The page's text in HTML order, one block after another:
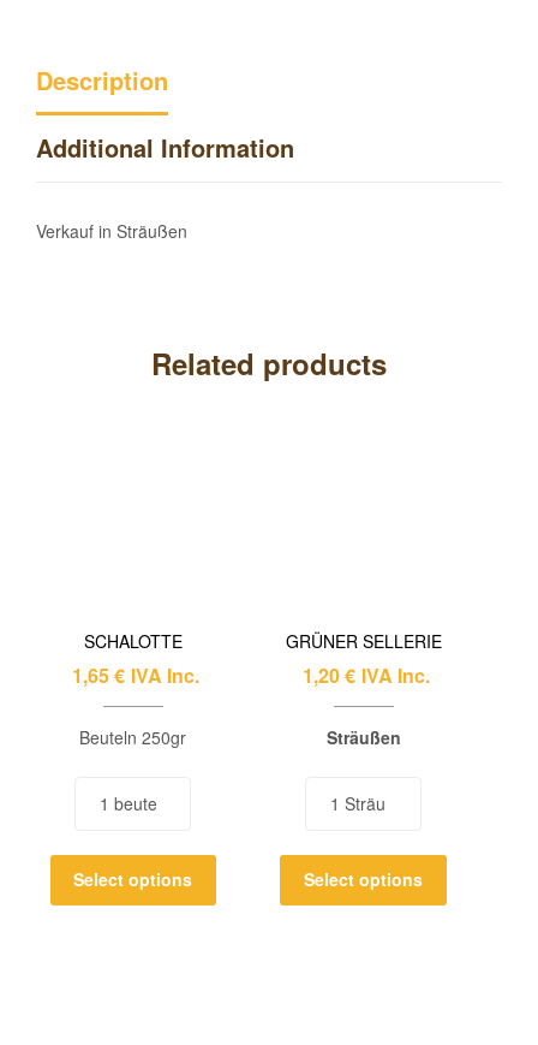
Description
Additional Information
Verkauf in Sträußen
Related products
SCHALOTTE
1,65€ IVA Inc.
Beuteln 250gr
Select options
GRÜNER SELLERIE
1,20€ IVA Inc.
Sträußen
Select options